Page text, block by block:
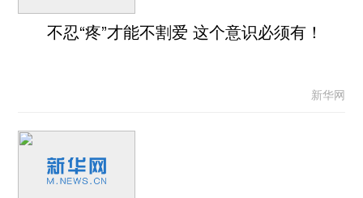
不忍“疼”才能不割爱 这个意识必须有！
新华网